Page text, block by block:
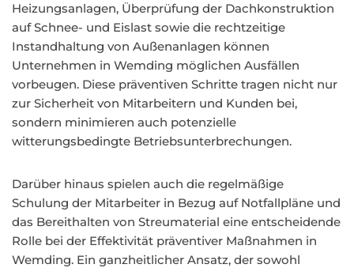
Heizungsanlagen, Überprüfung der Dachkonstruktion
auf Schnee- und Eislast sowie die rechtzeitige
Instandhaltung von Außenanlagen können
Unternehmen in Wemding möglichen Ausfällen
vorbeugen. Diese präventiven Schritte tragen nicht nur
zur Sicherheit von Mitarbeitern und Kunden bei,
sondern minimieren auch potenzielle
witterungsbedingte Betriebsunterbrechungen.
Darüber hinaus spielen auch die regelmäßige
Schulung der Mitarbeiter in Bezug auf Notfallpläne und
das Bereithalten von Streumaterial eine entscheidende
Rolle bei der Effektivität präventiver Maßnahmen in
Wemding. Ein ganzheitlicher Ansatz, der sowohl